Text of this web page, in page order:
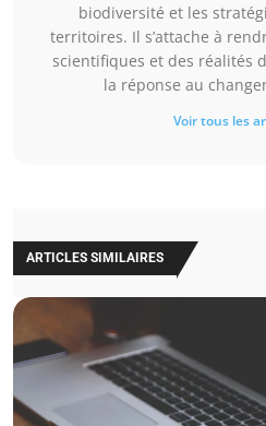
biodiversité et les
territoires. Il s’attache à
scientifiques et des réalités
la réponse au
Voir tous les
ARTICLES SIMILAIRES